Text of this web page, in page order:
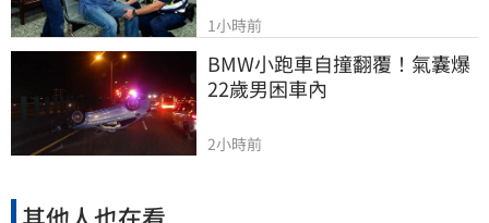
1小時前
BMW小跑車自撞翻覆！氣囊爆
22歲男困車內
2小時前